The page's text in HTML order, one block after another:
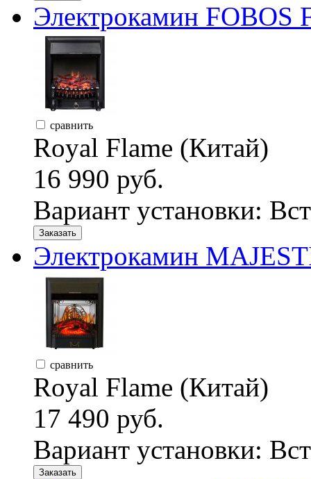
Электрокамин
сравнить
Royal Flame (Китай)
16 990 руб.
Вариант установки:
Заказать
Электрокамин
сравнить
Royal Flame (Китай)
17 490 руб.
Вариант установки:
Заказать